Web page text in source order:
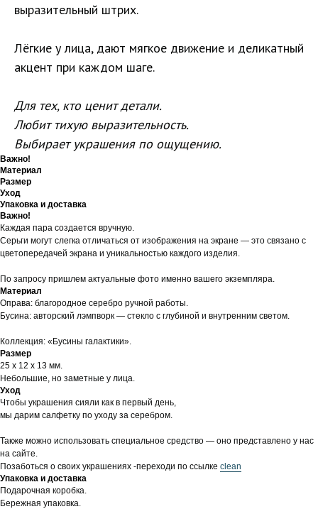
выразительный штрих.
Лёгкие у лица, дают мягкое движение и деликатный
акцент при каждом шаге.
Для тех, кто ценит детали.
Любит тихую выразительность.
Выбирает украшения по ощущению.
Важно!
Материал
Размер
Уход
Упаковка и доставка
Важно!
Каждая пара создается вручную.
Серьги могут слегка отличаться от изображения на экране — это связано с
цветопередачей экрана и уникальностью каждого изделия.
По запросу пришлем актуальные фото именно вашего экземпляра.
Материал
Оправа: благородное серебро ручной работы.
Бусина: авторский лэмпворк — стекло с глубиной и внутренним светом.
Коллекция: «Бусины галактики».
Размер
25 х 12 х 13 мм.
Небольшие, но заметные у лица.
Уход
Чтобы украшения сияли как в первый день,
мы дарим салфетку по уходу за серебром.
Также можно использовать специальное средство — оно представлено у нас
на сайте.
Позаботься о своих украшениях -переходи по ссылке clean
Упаковка и доставка
Подарочная коробка.
Бережная упаковка.